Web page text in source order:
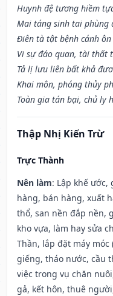
Huynh đệ tương hiềm
Mai táng sinh tai phùng
Điên tà tật bệnh cánh ôn
Vi sự đáo quan, tài thất
Tả lị lưu liên bất khả
Khai môn, phóng thủy
Toàn gia tán bại, chủ ly
Thập Nhị Kiến Trừ
Trực Thành
Nên làm: Lập khế ước,
hàng, bán hàng, xuất
thổ, san nền đắp nền,
kho vựa, làm hay sửa
Thần, lắp đặt máy móc
giếng, tháo nước, cầu
việc trong vụ chăn
gả, kết hôn, thuê